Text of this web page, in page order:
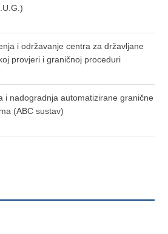
i održavanje centra za državljane
provjeri i graničnoj proceduri
i nadogradnja automatizirane granične
(ABC sustav)